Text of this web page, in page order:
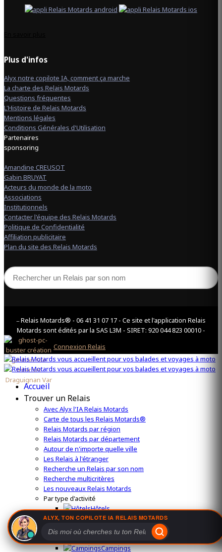
Plus d'infos
Alyx notre copilote IA, comment ça marche
La charte des Relais Motards
Questions fréquentes
L'Histoire de Relais Motards
Mentions légales
Conditions Générales d'Utilisation
Partenaires
sponsoring
Amandine CREUSOT
Gabin BRUYAT
Acteurs du monde de la moto
Associations
Institutionnels
Contacter l'équipe des Relais Motards
Politique de Confidentialité
Affiliation publicitaire
Plan du site des Relais Motards
-- Relais Motards® - 06 41 31 07 17 - Ce site et l'application Relais
Motards sont édités par la SAS L3M - SIRET: 920 044 823 00010 -
Connexion Relais
Accueil
Trouver un Relais
Avec Alyx l'IA Relais Motards
Carte de tous les Relais Motards®
Relais Motards par région
Relais Motards par département
Autour de n'importe quelle ville
Les Relais à l'étranger
Recherche un Relais par son nom
Recherche multicritères
Les nouveaux Relais Motards
Par type d'activité
Hôtels
Restaurants
Snack
Campings
ALYX, TON COPILOTE IA RELAIS MOTARDS